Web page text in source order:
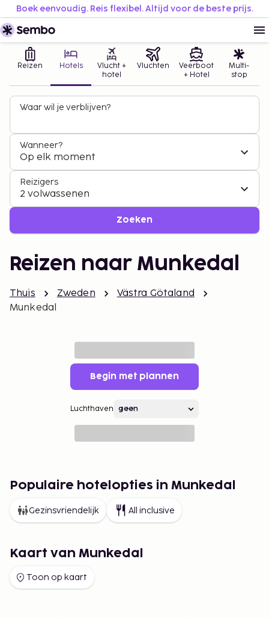
Boek eenvoudig. Reis flexibel. Altijd voor de beste prijs.
Reizen Hotels
Vlucht +
hotel
Vluchten
Veerboot
+ Hotel
Multi-
stop
Waar wil je verblijven?
Wanneer?
Op elk moment
Reizigers
2 volwassenen
Zoeken
Reizen naar Munkedal
Thuis Zweden
Västra Götaland
Munkedal
Begin met plannen
Luchthaven
Populaire hotelopties in Munkedal
Gezinsvriendelijk All inclusive
Kaart van Munkedal
Toon op kaart